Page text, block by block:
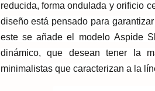
reducida, forma ondulada y orificio
diseño está pensado para
este se añade el modelo Aspide
dinámico, que desean tener la
minimalistas que caracterizan a la